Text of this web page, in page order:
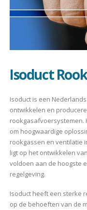
Isoduct
Isoduct is een
ontwikkelen en
rookgasafvoersystemen.
om hoogwaardige
rookgassen en ventilatie
ligt op het ontwikkelen
voldoen aan de hoogste
regelgeving.
Isoduct heeft een sterke
op de behoeften van de